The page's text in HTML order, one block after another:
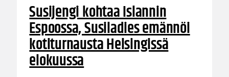
Susijengi kohtaa Islannin
Espoossa, Susiladies emännöi
kotiturnausta Helsingissä
elokuussa